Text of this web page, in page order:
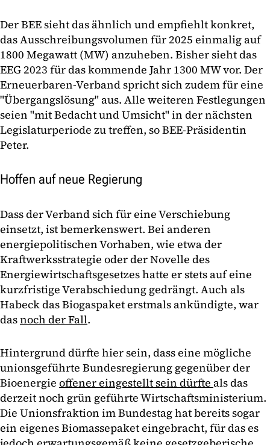
Der BEE sieht das ähnlich und empfiehlt konkret,
das Ausschreibungsvolumen für 2025 einmalig auf
1800 Megawatt (MW) anzuheben. Bisher sieht das
EEG 2023 für das kommende Jahr 1300 MW vor. Der
Erneuerbaren-Verband spricht sich zudem für eine
"Übergangslösung" aus. Alle weiteren Festlegungen
seien "mit Bedacht und Umsicht" in der nächsten
Legislaturperiode zu treffen, so BEE-Präsidentin
Peter.
Hoffen auf neue Regierung
Dass der Verband sich für eine Verschiebung
einsetzt, ist bemerkenswert. Bei anderen
energiepolitischen Vorhaben, wie etwa der
Kraftwerksstrategie oder der Novelle des
Energiewirtschaftsgesetzes hatte er stets auf eine
kurzfristige Verabschiedung gedrängt. Auch als
Habeck das Biogaspaket erstmals ankündigte, war
dasnoch der Fall.
Hintergrund dürfte hier sein, dass eine mögliche
unionsgeführte Bundesregierung gegenüber der
Bioenergie offener eingestellt sein dürfte als das
derzeit noch grün geführte Wirtschaftsministerium.
Die Unionsfraktion im Bundestag hat bereits sogar
ein eigenes Biomassepaket eingebracht, für das es